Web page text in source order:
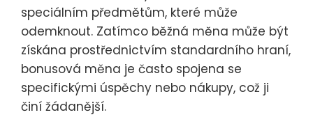
speciálním předmětům, které může
odemknout. Zatímco běžná měna může být
získána prostřednictvím standardního hraní,
bonusová měna je často spojena se
specifickými úspěchy nebo nákupy, což ji
činí žádanější.